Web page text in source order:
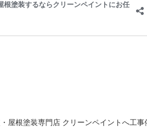
屋根塗装専門店 クリーンペイントへ工